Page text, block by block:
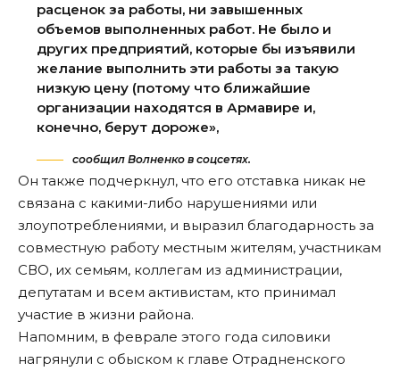
расценок за работы, ни завышенных
объемов выполненных работ. Не было и
других предприятий, которые бы изъявили
желание выполнить эти работы за такую
низкую цену (потому что ближайшие
организации находятся в Армавире и,
конечно, берут дороже»,
сообщил Волненко в соцсетях.
Он также подчеркнул, что его отставка никак не
связана с какими-либо нарушениями или
злоупотреблениями, и выразил благодарность за
совместную работу местным жителям, участникам
СВО, их семьям, коллегам из администрации,
депутатам и всем активистам, кто принимал
участие в жизни района.
Напомним, в феврале этого года силовики
нагрянули с обыском к главе Отрадненского